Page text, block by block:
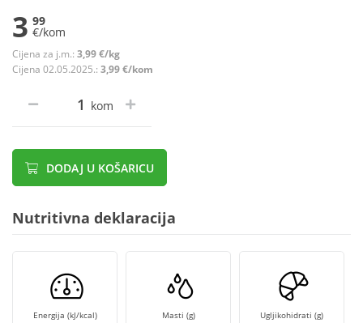
3 99
€/kom
Cijena za j.m.: 3,99 €/kg
Cijena 02.05.2025.: 3,99 €/kom
kom
DODAJ U KOŠARICU
Nutritivna deklaracija
Energija (kJ/kcal) Masti (g) Ugljikohidrati (g)